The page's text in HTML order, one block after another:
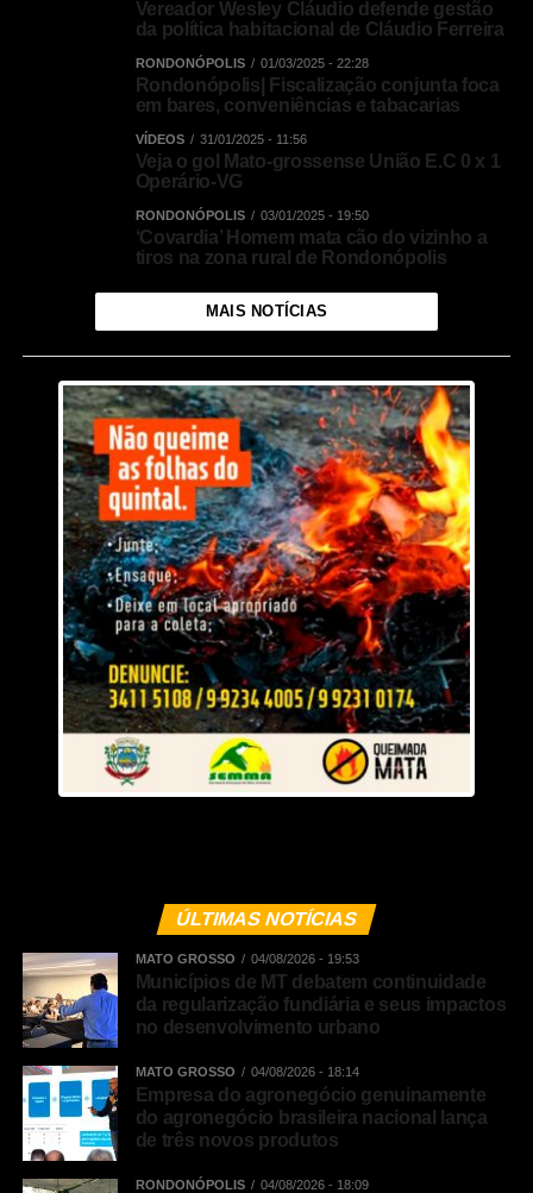
Vereador Wesley Cláudio defende gestão
da política habitacional de Cláudio Ferreira
RONDONÓPOLIS 01/03/2025 - 22:28
Rondonópolis| Fiscalização conjunta foca
em bares, conveniências e tabacarias
VÍDEOS 31/01/2025 - 11:56
Veja o gol Mato-grossense União E.C 0 x 1
Operário-VG
RONDONÓPOLIS 03/01/2025 - 19:50
‘Covardia’ Homem mata cão do vizinho a
tiros na zona rural de Rondonópolis
MAIS NOTÍCIAS
ÚLTIMAS NOTÍCIAS
MATO GROSSO 04/08/2026 - 19:53
Municípios de MT debatem continuidade
da regularização fundiária e seus impactos
no desenvolvimento urbano
MATO GROSSO 04/08/2026 - 18:14
Empresa do agronegócio genuinamente
do agronegócio brasileira nacional lança
de três novos produtos
RONDONÓPOLIS 04/08/2026 - 18:09